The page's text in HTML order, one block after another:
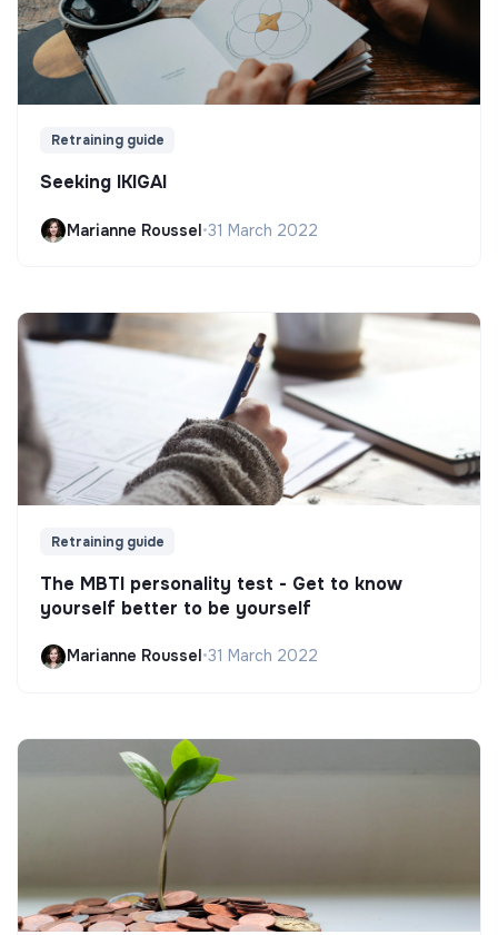
Retraining guide
Seeking IKIGAI
Marianne Roussel•31 March 2022
Retraining guide
The MBTI personality test - Get to know
yourself better to be yourself
Marianne Roussel •31 March 2022